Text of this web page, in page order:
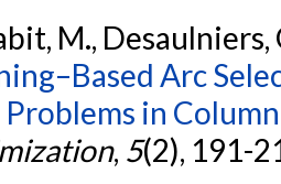
M., Desaulniers,
Arc
Problems in
, 5(2), 191-